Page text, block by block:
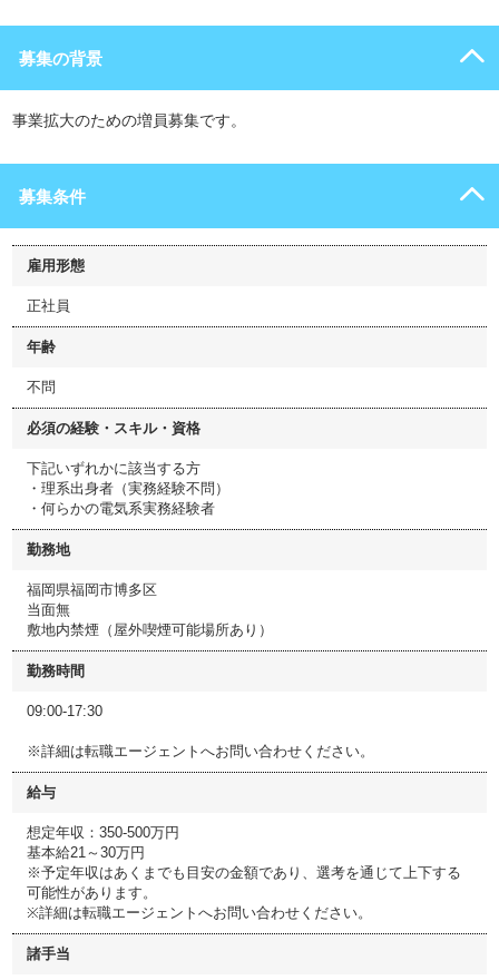
募集の背景
事業拡大のための増員募集です。
募集条件
雇用形態
正社員
年齢
不問
必須の経験・スキル・資格
下記いずれかに該当する方
・理系出身者（実務経験不問）
・何らかの電気系実務経験者
勤務地
福岡県福岡市博多区
当面無
敷地内禁煙（屋外喫煙可能場所あり）
勤務時間
09:00-17:30
※詳細は転職エージェントへお問い合わせください。
給与
想定年収：350-500万円
基本給21～30万円
※予定年収はあくまでも目安の金額であり、選考を通じて上下する
可能性があります。
※詳細は転職エージェントへお問い合わせください。
諸手当